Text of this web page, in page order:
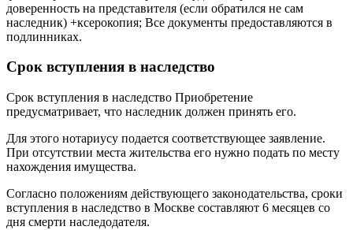
доверенность на представителя (если обратился не сам
наследник) +ксерокопия; Все документы предоставляются в
подлинниках.
Срок вступления в наследство
Срок вступления в наследство Приобретение
предусматривает, что наследник должен принять его.
Для этого нотариусу подается соответствующее заявление.
При отсутствии места жительства его нужно подать по месту
нахождения имущества.
Согласно положениям действующего законодательства, сроки
вступления в наследство в Москве составляют 6 месяцев со
дня смерти наследодателя.